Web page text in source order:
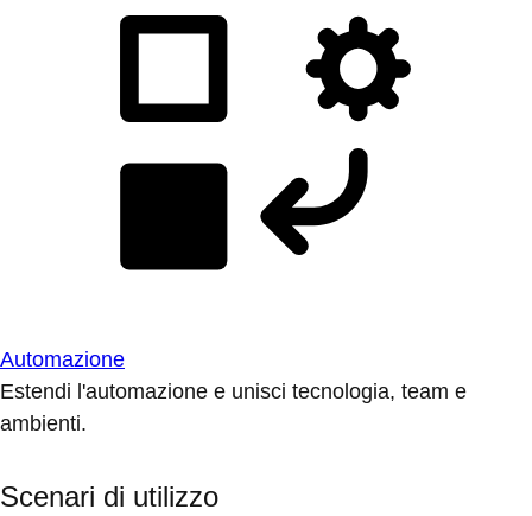
Automazione
Estendi l'automazione e unisci tecnologia, team e
ambienti.
Scenari di utilizzo